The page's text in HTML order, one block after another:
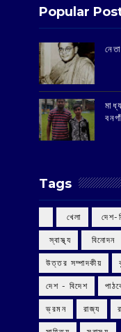
Popular
Tags
‌ খেলা দেশ-
‌ স্বাস্থ্য ‌ বিনোদন
উত্তর সম্পাদকীয়
দেশ - বিদেশ
ভ্রমন রাজ্য